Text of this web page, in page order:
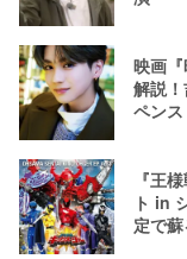
映画
解説
ペンス
『王
ト in
定で